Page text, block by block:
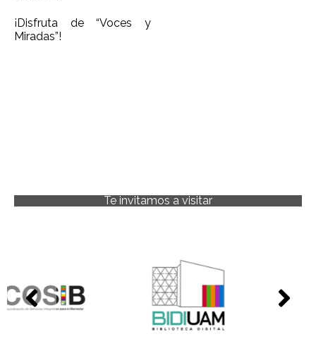
¡Disfruta de “Voces y
Miradas”!
Te invitamos a visitar